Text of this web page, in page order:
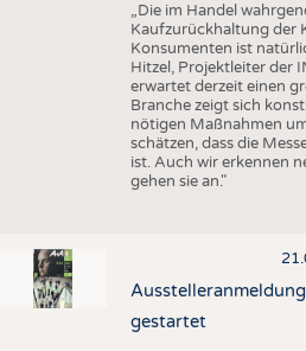
„Die im Handel
Kaufzurückhaltung der
Konsumenten ist
Hitzel, Projektleiter der
erwartet derzeit einen
Branche zeigt sich
nötigen Maßnahmen
schätzen, dass die
ist. Auch wir erkennen
gehen sie an."
gestartet